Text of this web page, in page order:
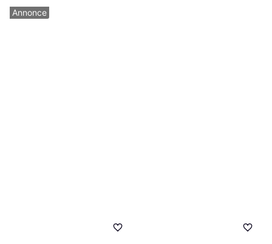
Annonce